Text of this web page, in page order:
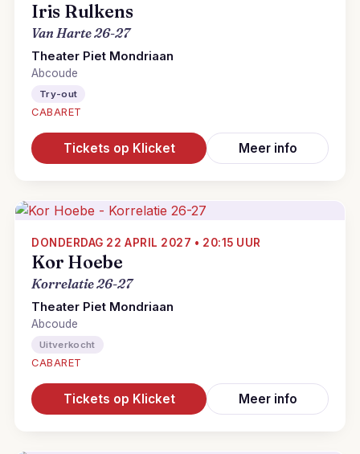
Iris Rulkens
Van Harte 26-27
Theater Piet Mondriaan
Abcoude
Try-out
CABARET
Tickets op Klicket Meer info
DONDERDAG 22 APRIL 2027 • 20:15 UUR
Kor Hoebe
Korrelatie 26-27
Theater Piet Mondriaan
Abcoude
Uitverkocht
CABARET
Tickets op Klicket Meer info